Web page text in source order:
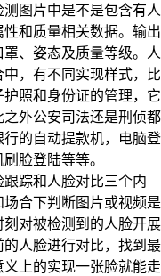
图片中是不是包含有人
和质量相关数据。输出
、姿态及质量等级。人
，有不同实现样式，比
照和身份证的管理，它
外公安司法还是刑侦都
的自动提款机，电脑登
脸登陆等等。
踪和人脸对比三个内
合下判断图片或视频是
对被检测到的人脸开展
人脸进行对比，找到最
上的实现一张脸就能走